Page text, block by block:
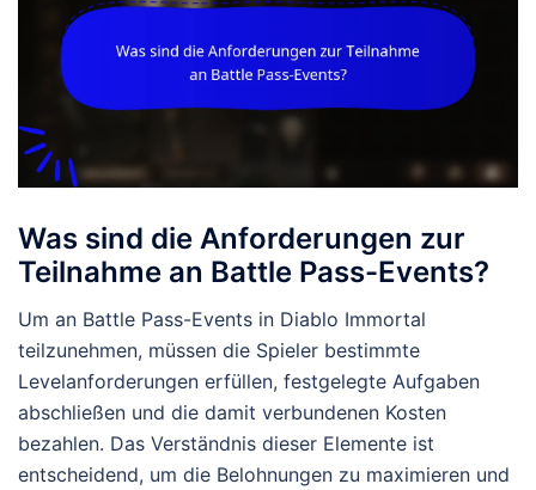
Was sind die Anforderungen zur
Teilnahme an Battle Pass-Events?
Um an Battle Pass-Events in Diablo Immortal
teilzunehmen, müssen die Spieler bestimmte
Levelanforderungen erfüllen, festgelegte Aufgaben
abschließen und die damit verbundenen Kosten
bezahlen. Das Verständnis dieser Elemente ist
entscheidend, um die Belohnungen zu maximieren und